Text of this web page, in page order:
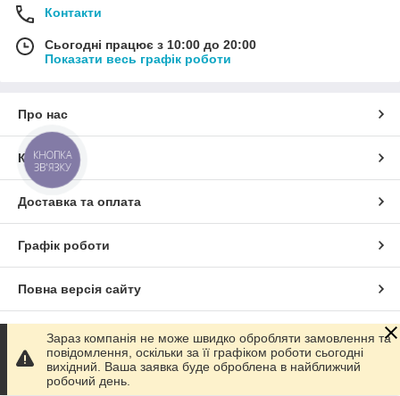
Дочекайтеся, поки котушка зупиниться. Витримайте
паузу 5-10 секунд і після цього підсікайте. Пам'ятайте,
що щука спочатку бере живця в рот і відходить від
місця, зупиняється, перевертає живця і після цього
добичу та втече
Контакти
Сьогодні працює з 10:00 до 20:00
Показати весь графік роботи
Про нас
Контакти
Доставка та оплата
Графік роботи
Повна версія сайту
Сайт створено на маркетплейсі Prom.ua
Політика конфіденційності
Зараз компанія не може швидко обробляти замовлення та
повідомлення, оскільки за її графіком роботи сьогодні
вихідний. Ваша заявка буде оброблена в найближчий
робочий день.
КНОПКА
ЗВ'ЯЗКУ